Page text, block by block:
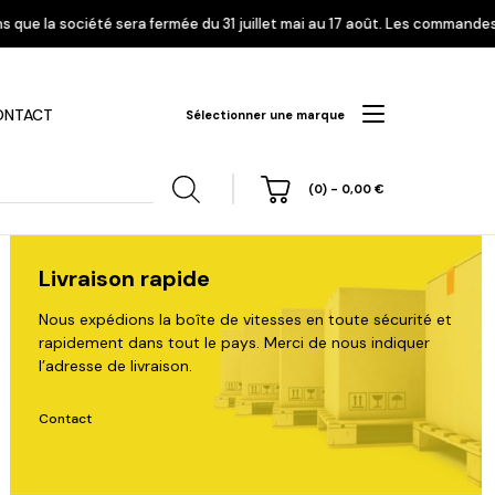
du 31 juillet mai au 17 août. Les commandes enregistrées à partir
(0) - 0,00 €
Sélectionner une marque
Nissan Opel
Livraison rapide
Nous expédions la boîte de vitesses en toute sécurité et
rapidement dans tout le pays. Merci de nous indiquer
l’adresse de livraison.
Contact